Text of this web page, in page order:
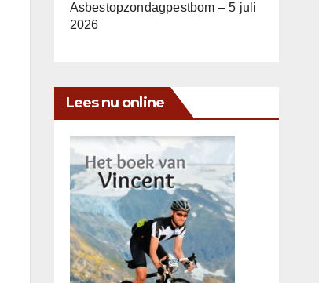
Asbestopzondagpestbom – 5 juli
2026
Lees nu online